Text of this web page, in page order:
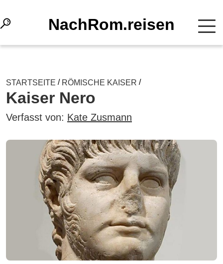
NachRom.reisen
STARTSEITE / RÖMISCHE KAISER /
Kaiser Nero
Verfasst von: Kate Zusmann